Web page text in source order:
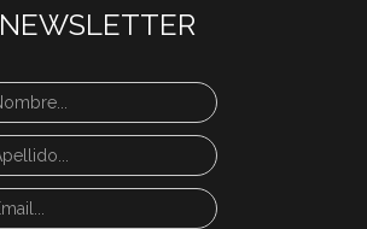
NEWSLETTER